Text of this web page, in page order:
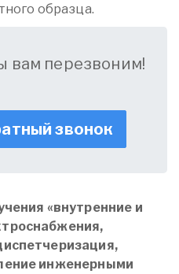
образца.
вам перезвоним!
звонок
«внутренние и
инженерными